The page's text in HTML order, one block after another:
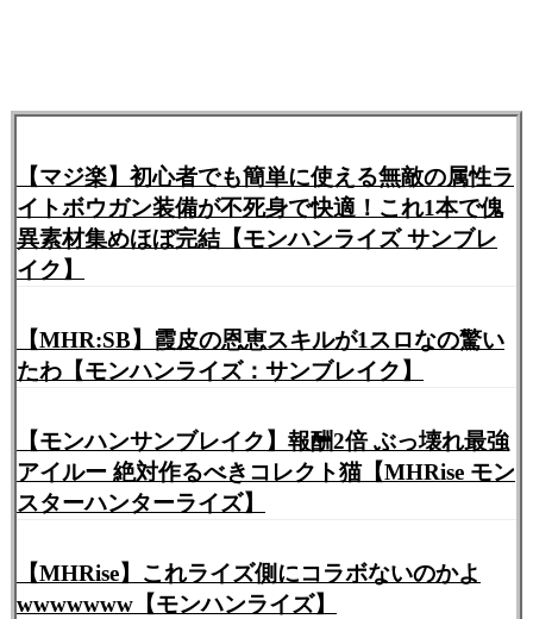
【マジ楽】初心者でも簡単に使える無敵の属性ラ
イトボウガン装備が不死身で快適！これ1本で傀
異素材集めほぼ完結【モンハンライズ サンブレ
イク】
【MHR:SB】霞皮の恩恵スキルが1スロなの驚い
たわ【モンハンライズ：サンブレイク】
【モンハンサンブレイク】報酬2倍 ぶっ壊れ最強
アイルー 絶対作るべきコレクト猫【MHRise モン
スターハンターライズ】
【MHRise】これライズ側にコラボないのかよ
wwwwwww【モンハンライズ】